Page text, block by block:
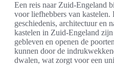
Een reis naar Zuid-Engeland
voor liefhebbers van kastelen.
geschiedenis, architectuur en
kastelen in Zuid-Engeland
gebleven en openen de
kunnen door de
dwalen, wat zorgt voor een